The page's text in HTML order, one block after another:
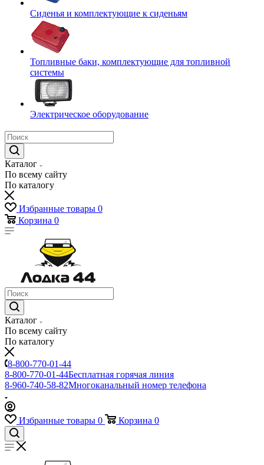
Сиденья и комплектующие к сиденьям
Топливные баки, комплектующие для топливной
системы
Электрическое оборудование
Каталог
По всему сайту
По каталогу
Избранные товары 0
Корзина 0
Каталог
По всему сайту
По каталогу
8-800-770-01-44
8-800-770-01-44Бесплатная горячая линия
8-960-740-58-82Многоканальный номер телефона
Избранные товары 0 Корзина 0